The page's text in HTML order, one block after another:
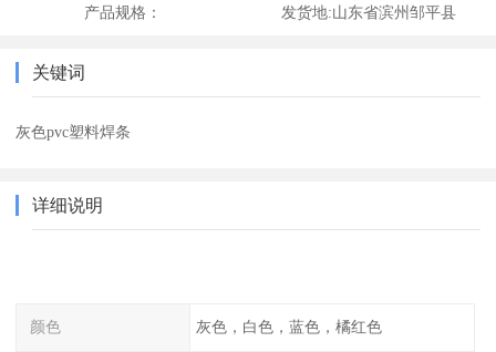
产品规格： 发货地:山东省滨州邹平县
关键词
灰色pvc塑料焊条
详细说明
颜色 灰色，白色，蓝色，橘红色